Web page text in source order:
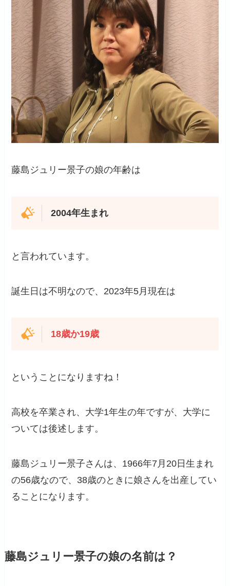
藤島ジュリー景子の娘の年齢は
2004年生まれ
と言われています。
誕生日は不明なので、2023年5月現在は
18歳か19歳
ということになりますね！
高校を卒業され、大学1年生の年ですが、大学に
ついては後述します。
藤島ジュリー景子さんは、1966年7月20日生まれ
の56歳なので、38歳のときに娘さんを出産してい
ることになります。
藤島ジュリー景子の娘の名前は？